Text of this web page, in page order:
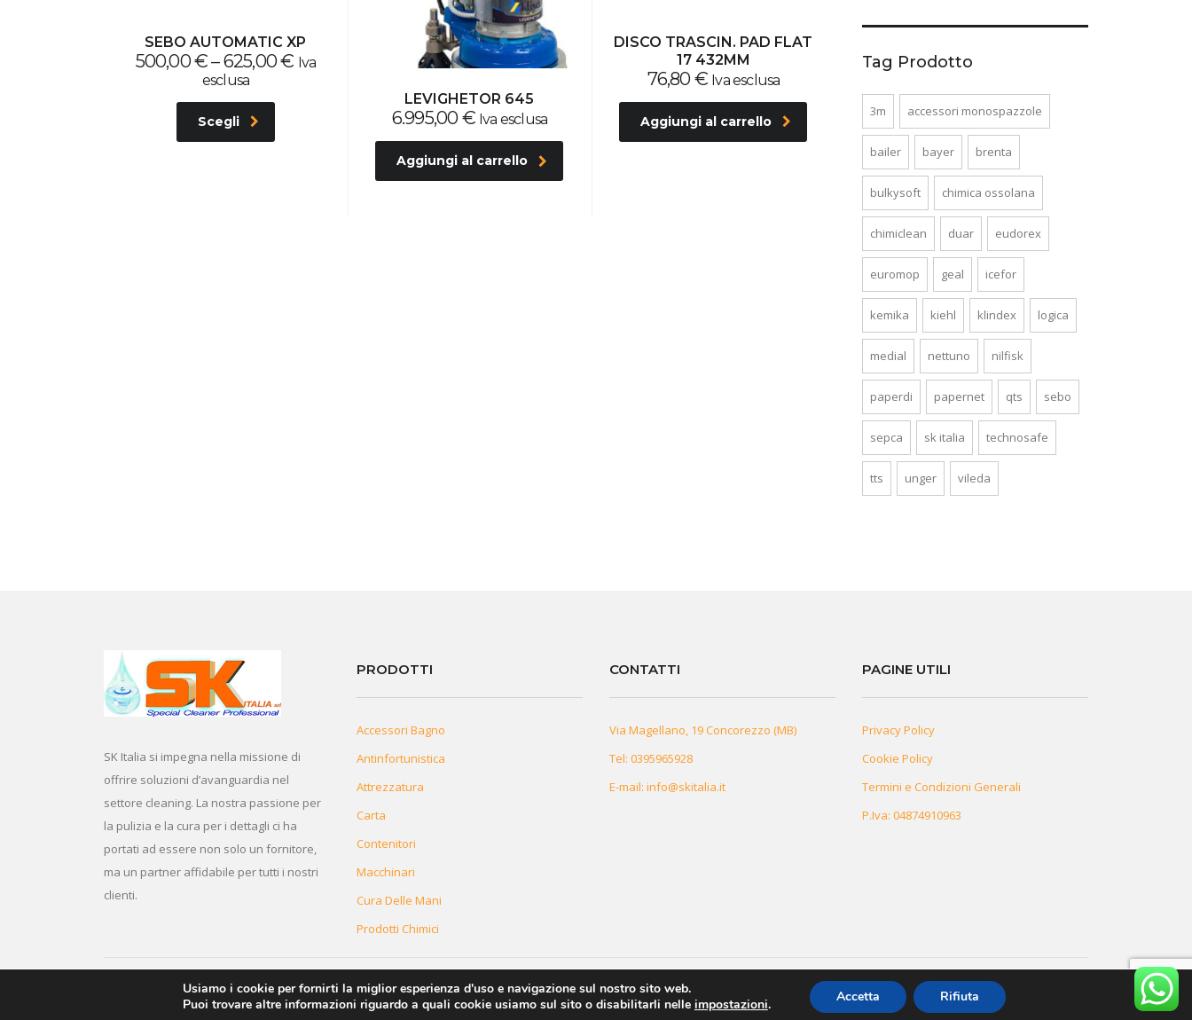
SEBO AUTOMATIC XP
500,00€–625,00€ Iva
esclusa
Scegli
LEVIGHETOR 645
6.995,00 € Iva esclusa
Aggiungi al carrello
DISCO TRASCIN. PAD FLAT
17 432MM
76,80 € Iva esclusa
Aggiungi al carrello
Tag Prodotto
3m accessori monospazzole
bailer bayer brenta
bulkysoft chimica ossolana
chimiclean duar eudorex
euromop geal icefor
kemika kiehl klindex logica
medial nettuno nilfisk
paperdi papernet qts sebo
sepca sk italia technosafe
tts unger vileda
SK Italia si impegna nella missione di
offrire soluzioni d’avanguardia nel
settore cleaning. La nostra passione per
la pulizia e la cura per i dettagli ci ha
portati ad essere non solo un fornitore,
ma un partner affidabile per tutti i nostri
clienti.
PRODOTTI
Accessori Bagno
Antinfortunistica
Attrezzatura
Carta
Contenitori
Macchinari
Cura Delle Mani
Prodotti Chimici
CONTATTI
Via Magellano, 19 Concorezzo (MB)
Tel: 0395965928
E-mail: info@skitalia.it
PAGINE UTILI
Privacy Policy
Cookie Policy
Termini e Condizioni Generali
P.Iva: 04874910963
© 2026 Innovea. Tutti i Diritti Riservati
Usiamo i cookie per fornirti la miglior esperienza d'uso e navigazione sul nostro sito web.
Puoi trovare altre informazioni riguardo a quali cookie usiamo sul sito o disabilitarli nelle impostazioni. Accetta Rifiuta